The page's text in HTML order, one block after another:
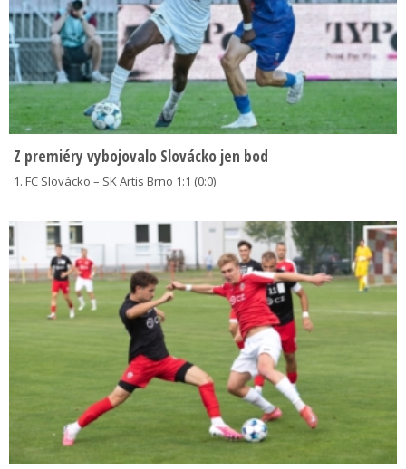
Z premiéry vybojovalo Slovácko jen bod
1. FC Slovácko – SK Artis Brno 1:1 (0:0)